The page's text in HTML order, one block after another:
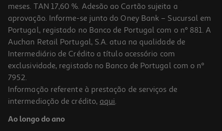
meses. TAN 17,60 %. Adesão ao Cartão sujeita a
aprovação. Informe-se junto do Oney Bank – Sucursal em
Portugal, registado no Banco de Portugal com o nº 881. A
Auchan Retail Portugal, S.A. atua na qualidade de
Intermediário de Crédito a título acessório com
exclusividade, registado no Banco de Portugal com o nº
7952.
Informação referente à prestação de serviços de
intermediação de crédito, aqui.
Ao longo do ano